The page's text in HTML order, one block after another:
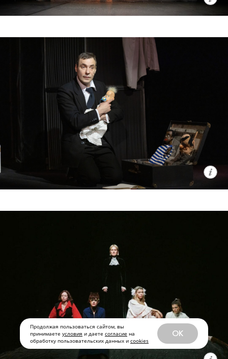
Продолжая пользоваться сайтом, вы
принимаете условия и даете согласие на
обработку пользовательских данных и cookies
OK